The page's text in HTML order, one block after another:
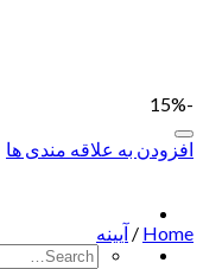
-15%
افزودن به علاقه مندی ها
Home
/ آیینه